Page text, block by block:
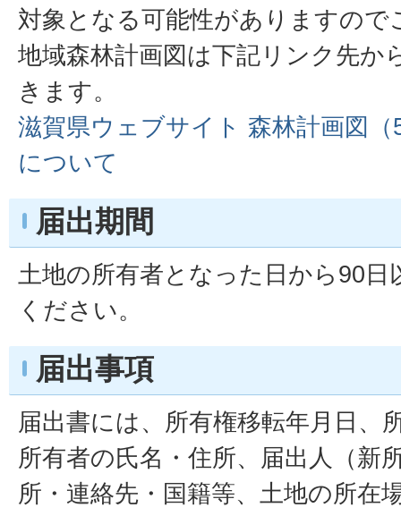
対象となる可能性がありますので
地域森林計画図は下記リンク先か
きます。
滋賀県ウェブサイト 森林計画図
について
届出期間
土地の所有者となった日から90日
ください。
届出事項
届出書には、所有権移転年月日、
所有者の氏名・住所、届出人（新
所・連絡先・国籍等、土地の所在